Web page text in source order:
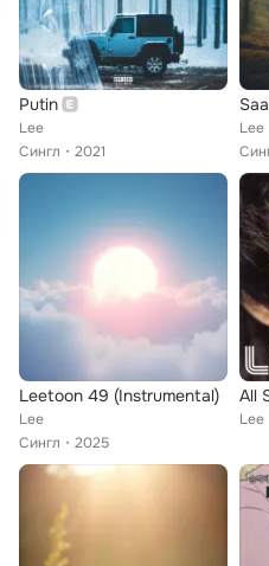
Putin
Lee
Сингл
2021
Lee
Leetoon 49 (Instrumental)
Lee
Сингл
2025
All
Lee